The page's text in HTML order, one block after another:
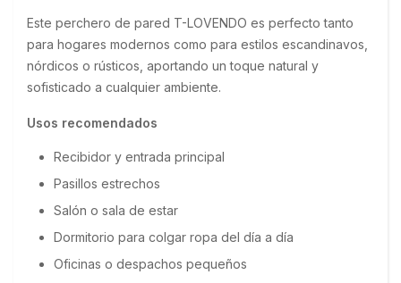
Este perchero de pared T-LOVENDO es perfecto tanto
para hogares modernos como para estilos escandinavos,
nórdicos o rústicos, aportando un toque natural y
sofisticado a cualquier ambiente.
Usos recomendados
Recibidor y entrada principal
Pasillos estrechos
Salón o sala de estar
Dormitorio para colgar ropa del día a día
Oficinas o despachos pequeños